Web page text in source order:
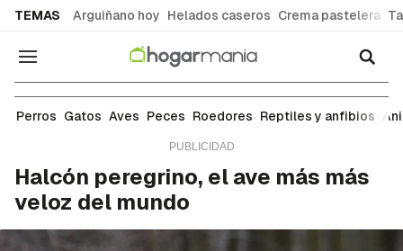
TEMAS Arguiñano hoy Helados caseros Crema pastelera
Navegación
Aves
Perros Gatos Aves Peces Roedores Reptiles y anfibios
Halcón peregrino, el ave más más
veloz del mundo